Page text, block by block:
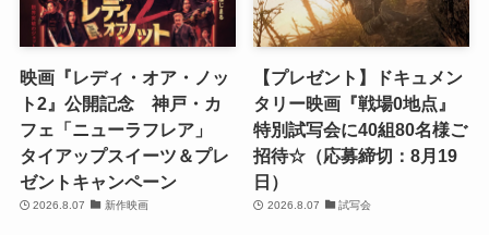
映画『レディ・オア・ノッ
ト2』公開記念 神戸・カ
フェ「ニューラフレア」
タイアップスイーツ＆プレ
ゼントキャンペーン
2026.8.07 新作映画
【プレゼント】ドキュメン
タリー映画『戦場0地点』
特別試写会に40組80名様ご
招待☆（応募締切：8月19
日）
2026.8.07 試写会